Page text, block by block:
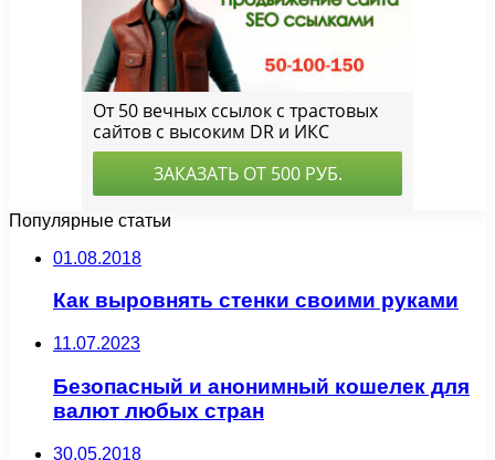
Популярные статьи
01.08.2018
Как выровнять стенки своими руками
11.07.2023
Безопасный и анонимный кошелек для
валют любых стран
30.05.2018